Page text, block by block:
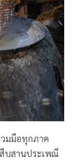
มมือทุกภาค
บสานประเพณี